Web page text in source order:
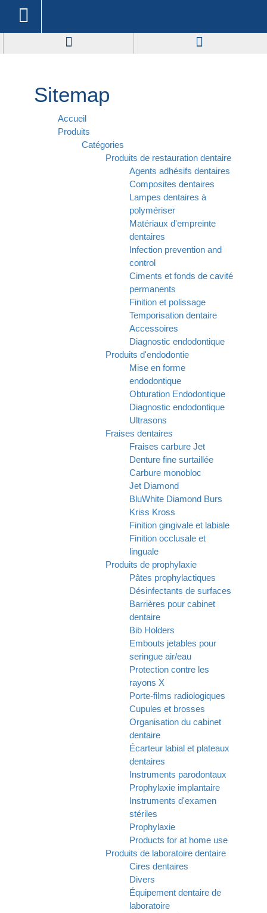
Sitemap
Accueil
Produits
Catégories
Produits de restauration dentaire
Agents adhésifs dentaires
Composites dentaires
Lampes dentaires à
polymériser
Matériaux d'empreinte
dentaires
Infection prevention and
control
Ciments et fonds de cavité
permanents
Finition et polissage
Temporisation dentaire
Accessoires
Diagnostic endodontique
Produits d'endodontie
Mise en forme
endodontique
Obturation Endodontique
Diagnostic endodontique
Ultrasons
Fraises dentaires
Fraises carbure Jet
Denture fine surtaillée
Carbure monobloc
Jet Diamond
BluWhite Diamond Burs
Kriss Kross
Finition gingivale et labiale
Finition occlusale et
linguale
Produits de prophylaxie
Pâtes prophylactiques
Désinfectants de surfaces
Barrières pour cabinet
dentaire
Bib Holders
Embouts jetables pour
seringue air/eau
Protection contre les
rayons X
Porte-films radiologiques
Cupules et brosses
Organisation du cabinet
dentaire
Écarteur labial et plateaux
dentaires
Instruments parodontaux
Prophylaxie implantaire
Instruments d'examen
stériles
Prophylaxie
Products for at home use
Produits de laboratoire dentaire
Cires dentaires
Divers
Équipement dentaire de
laboratoire